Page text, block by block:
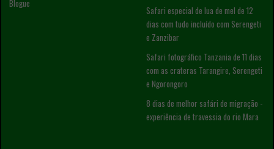
Blogue
Safari especial de lua de mel de 12
dias com tudo incluído com Serengeti
e Zanzibar
Safari fotográfico Tanzania de 11 dias
com as crateras Tarangire, Serengeti
e Ngorongoro
8 dias de melhor safári de migração -
experiência de travessia do rio Mara